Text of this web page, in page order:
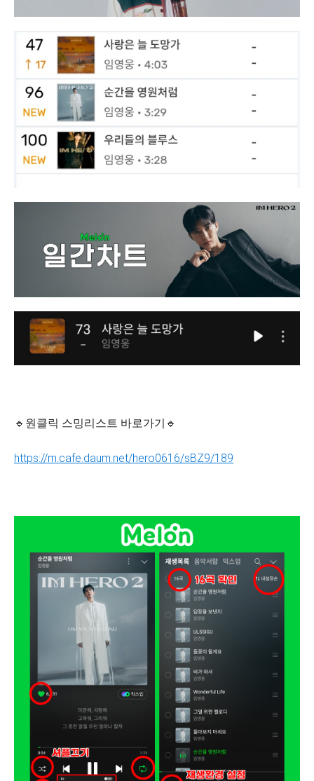
🔹원클릭 스밍리스트 바로가기🔹
https://m.cafe.daum.net/hero0616/sBZ9/189